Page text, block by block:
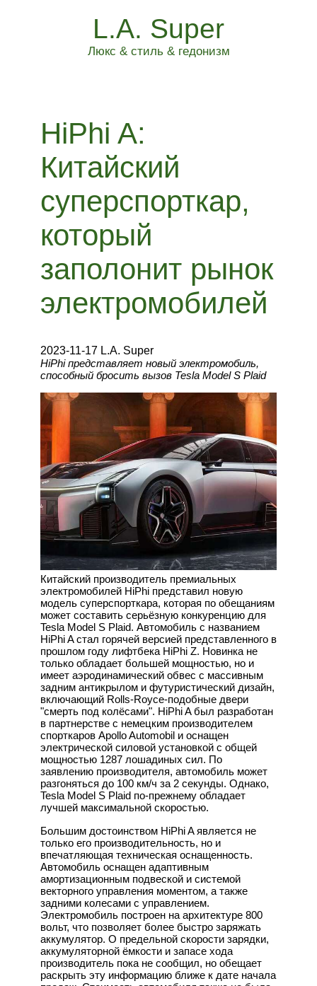
L.A. Super
Люкс & стиль & гедонизм
HiPhi A:
Китайский
суперспорткар,
который
заполонит рынок
электромобилей
2023-11-17 L.A. Super
HiPhi представляет новый электромобиль,
способный бросить вызов Tesla Model S Plaid
Китайский производитель премиальных
электромобилей HiPhi представил новую
модель суперспорткара, которая по обещаниям
может составить серьёзную конкуренцию для
Tesla Model S Plaid. Автомобиль с названием
HiPhi A стал горячей версией представленного в
прошлом году лифтбека HiPhi Z. Новинка не
только обладает большей мощностью, но и
имеет аэродинамический обвес с массивным
задним антикрылом и футуристический дизайн,
включающий Rolls-Royce-подобные двери
"смерть под колёсами". HiPhi A был разработан
в партнерстве с немецким производителем
спорткаров Apollo Automobil и оснащен
электрической силовой установкой с общей
мощностью 1287 лошадиных сил. По
заявлению производителя, автомобиль может
разгоняться до 100 км/ч за 2 секунды. Однако,
Tesla Model S Plaid по-прежнему обладает
лучшей максимальной скоростью.
Большим достоинством HiPhi A является не
только его производительность, но и
впечатляющая техническая оснащенность.
Автомобиль оснащен адаптивным
амортизационным подвеской и системой
векторного управления моментом, а также
задними колесами с управлением.
Электромобиль построен на архитектуре 800
вольт, что позволяет более быстро заряжать
аккумулятор. О предельной скорости зарядки,
аккумуляторной ёмкости и запасе хода
производитель пока не сообщил, но обещает
раскрыть эту информацию ближе к дате начала